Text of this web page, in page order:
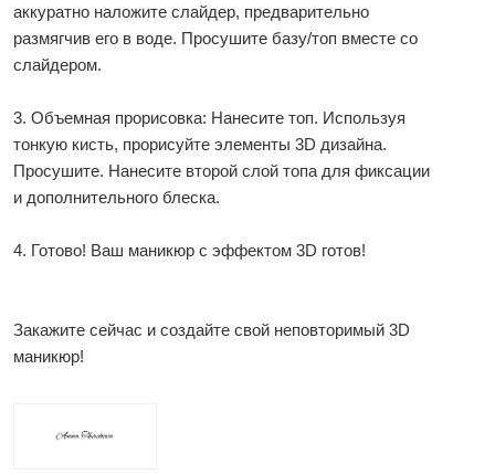
аккуратно наложите слайдер, предварительно
размягчив его в воде. Просушите базу/топ вместе со
слайдером.
3. Объемная прорисовка: Нанесите топ. Используя
тонкую кисть, прорисуйте элементы 3D дизайна.
Просушите. Нанесите второй слой топа для фиксации
и дополнительного блеска.
4. Готово! Ваш маникюр с эффектом 3D готов!
Закажите сейчас и создайте свой неповторимый 3D
маникюр!